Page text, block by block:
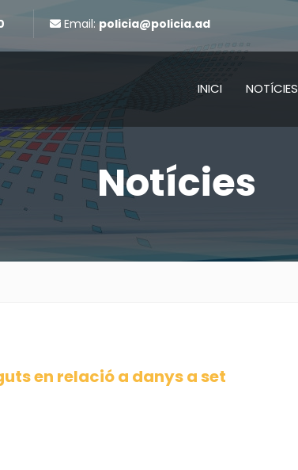
Email: policia@policia.ad
INICI NOTÍCIES
Notícies
en relació a danys a set